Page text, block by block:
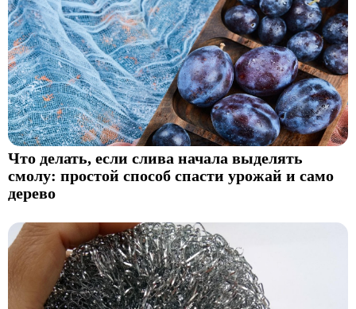
Что делать, если слива начала выделять
смолу: простой способ спасти урожай и само
дерево